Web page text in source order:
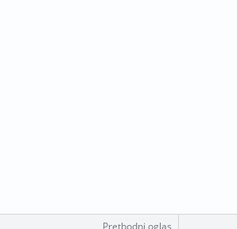
Prethodni oglas